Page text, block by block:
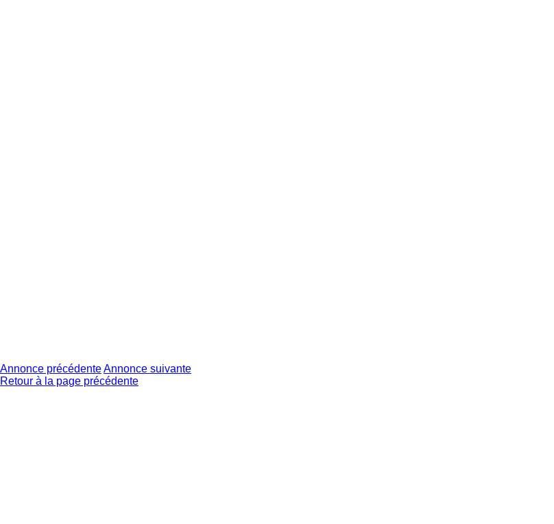
Annonce précédenteAnnonce suivante
Retour à la page précédente